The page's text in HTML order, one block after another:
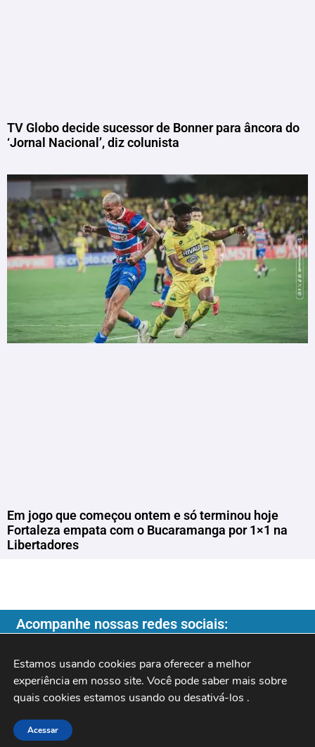
TV Globo decide sucessor de Bonner para âncora do
‘Jornal Nacional’, diz colunista
Em jogo que começou ontem e só terminou hoje
Fortaleza empata com o Bucaramanga por 1×1 na
Libertadores
Acompanhe nossas redes sociais:
Copyright ©️ 2026| Programa do Rochinha |
Estamos usando cookies para oferecer a melhor
experiência em nosso site. Você pode saber mais sobre
quais cookies estamos usando ou desativá-los .
Acessar